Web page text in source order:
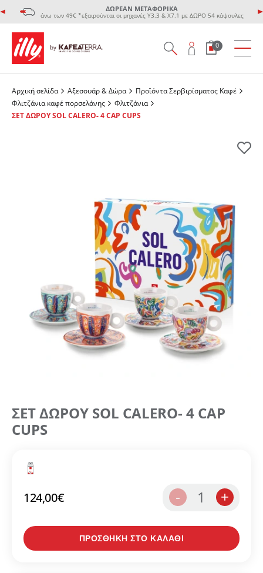
ΔΩΡΕΑΝ ΜΕΤΑΦΟΡΙΚΑ
άνω των 49€ *εξαιρούνται οι μηχανές Υ3.3 & Χ7.1 με ΔΩΡΟ 54 κάψουλες
0
Αρχική σελίδα Αξεσουάρ & Δώρα
Προϊόντα Σερβιρίσματος Kαφέ
Φλιτζάνια καφέ πορσελάνης
Φλιτζάνια
ΣΕΤ ΔΩΡΟΥ SOL CALERO- 4 CAP CUPS
ΣΕΤ ΔΩΡΟΥ SOL CALERO- 4 CAP
CUPS
124,00€ - 1 +
ΠΡΟΣΘΗΚΗ ΣΤΟ ΚΑΛΑΘΙ